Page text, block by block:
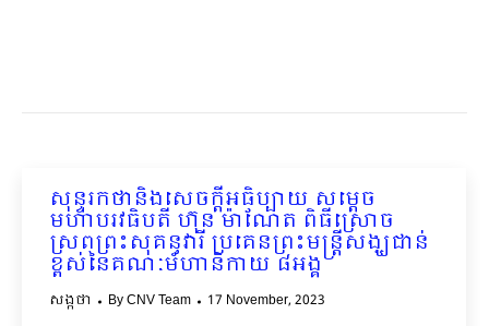
សុន្ទរកថានិងសេចក្ដីអធិប្បាយ សម្ដេច
មហាបរវធិបតី ហ៊ុន ម៉ាណែត ពិធីស្រោច
ស្រពព្រះសុគន្ធវារី ប្រគេនព្រះមន្ត្រីសង្ឃជាន់
ខ្ពស់នៃគណៈមហានិកាយ ៨អង្គ
សង្កថា ByCNV Team 17 November, 2023